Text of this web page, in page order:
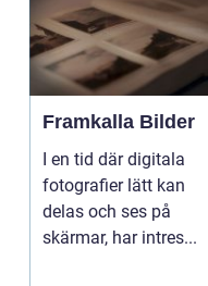
Framkalla Bilder
I en tid där digitala
fotografier lätt kan
delas och ses på
skärmar, har intres...